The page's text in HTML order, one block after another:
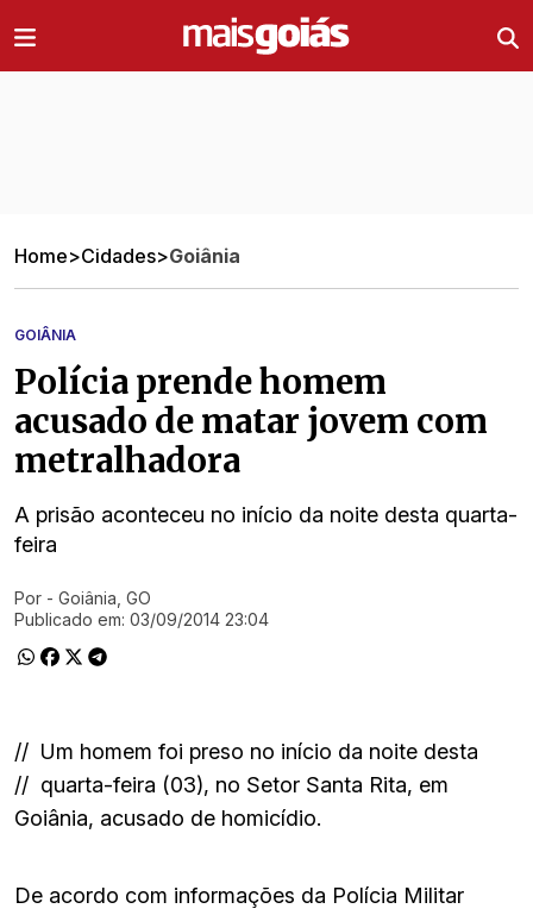
Home>Cidades>Goiânia
GOIÂNIA
Polícia prende homem
acusado de matar jovem com
metralhadora
A prisão aconteceu no início da noite desta quarta-
feira
Ir direto pra matéria
Por - Goiânia, GO
Publicado em: 03/09/2014 23:04
//
//
Um homem foi preso no início da noite desta
quarta-feira (03), no Setor Santa Rita, em
Goiânia, acusado de homicídio.
De acordo com informações da Polícia Militar